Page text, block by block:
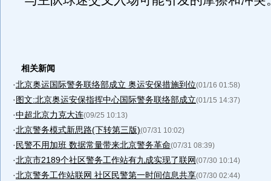
相关新闻
·北京奥运国际警务联络部成立 奥运安保措施到位(01/16 01:58)
·图文:北京奥运安保指挥中心国际警务联络部成立(01/15 14:37)
·中超北京力克大连(09/25 10:13)
·北京警务模式新思路(下转第三版)(07/31 10:02)
· 民警不用加班 数据常量带来北京警务革命(07/31 08:39)
·北京市2189个社区警务工作站有九成实现了联网(07/30 10:14)
·北京警务工作站联网 社区民警第一时间信息共享(07/30 02:44)